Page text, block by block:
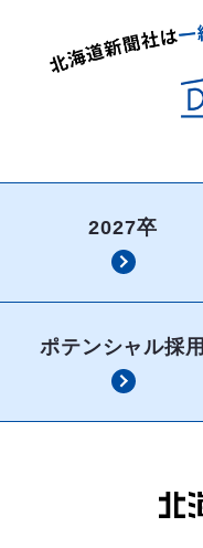
2027卒
ポテンシャル採用